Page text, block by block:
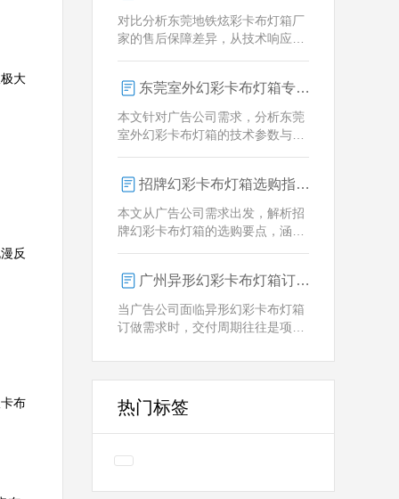
大
反
布
对比分析东莞地铁炫彩卡布灯箱厂
家的售后保障差异，从技术响应、
在动态效果与全天候耐用性上的专
业解决方案。
东莞室外幻彩卡布灯箱专业供应商技术解析
本文针对广告公司需求，分析东莞
室外幻彩卡布灯箱的技术参数与定
招牌幻彩卡布灯箱选购指南：广州广告公司专业视角
本文从广告公司需求出发，解析招
牌幻彩卡布灯箱的选购要点，涵盖
户提供专业解决方案。
广州异形幻彩卡布灯箱订做：广告人必看的交付周期决策指南
当广告公司面临异形幻彩卡布灯箱
订做需求时，交付周期往往是项目
过技术预配与柔性生产体系，将定
制周期压缩至行业领先水平？
热门标签